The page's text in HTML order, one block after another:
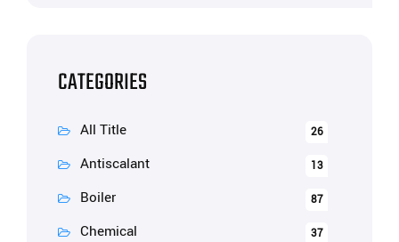
CATEGORIES
All Title 26
Antiscalant 13
Boiler 87
Chemical 37